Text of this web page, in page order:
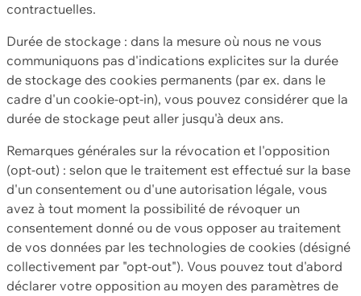
contractuelles.
Durée de stockage : dans la mesure où nous ne vous
communiquons pas d'indications explicites sur la durée
de stockage des cookies permanents (par ex. dans le
cadre d'un cookie-opt-in), vous pouvez considérer que la
durée de stockage peut aller jusqu'à deux ans.
Remarques générales sur la révocation et l'opposition
(opt-out) : selon que le traitement est effectué sur la base
d'un consentement ou d'une autorisation légale, vous
avez à tout moment la possibilité de révoquer un
consentement donné ou de vous opposer au traitement
de vos données par les technologies de cookies (désigné
collectivement par "opt-out"). Vous pouvez tout d'abord
déclarer votre opposition au moyen des paramètres de